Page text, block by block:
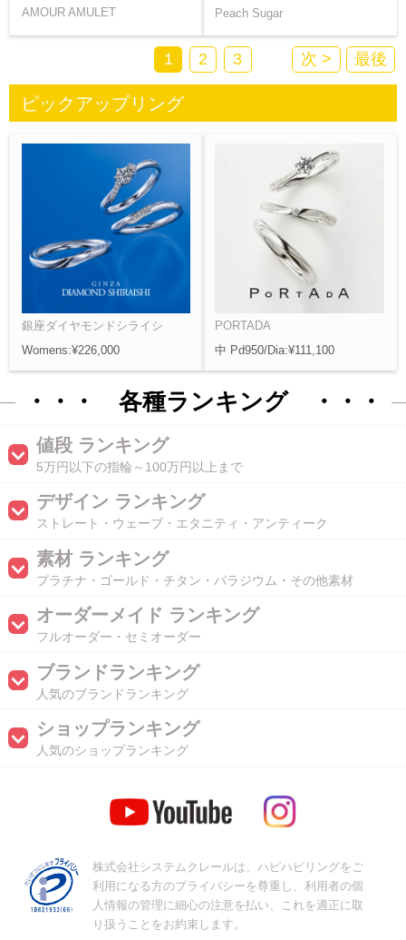
AMOUR AMULET
Peach Sugar
1 2 3 次 > 最後
ピックアップリング
銀座ダイヤモンドシライシ
Womens:¥226,000
PORTADA
中 Pd950/Dia:¥111,100
・・・ 各種ランキング ・・・
値段 ランキング
5万円以下の指輪～100万円以上まで
デザイン ランキング
ストレート・ウェーブ・エタニティ・アンティーク
素材 ランキング
プラチナ・ゴールド・チタン・パラジウム・その他素材
オーダーメイド ランキング
フルオーダー・セミオーダー
ブランドランキング
人気のブランドランキング
ショップランキング
人気のショップランキング
株式会社システムクレールは、ハピハピリングをご
利用になる方のプライバシーを尊重し、利用者の個
人情報の管理に細心の注意を払い、これを適正に取
り扱うことをお約束します。